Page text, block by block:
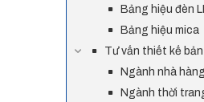
Bảng hiệu đèn
Bảng hiệu mica
Tư vấn thiết kế
Ngành nhà
Ngành thời